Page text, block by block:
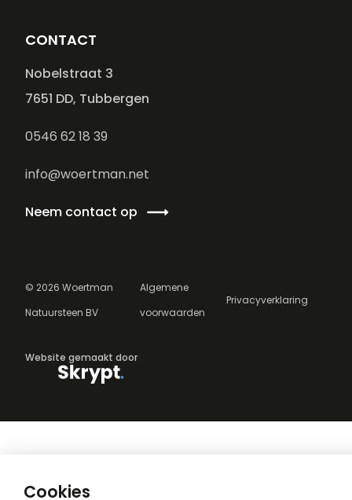
CONTACT
Nobelstraat 3
7651 DD, Tubbergen
0546 62 18 39
info@woertman.net
Neem contact op
© 2026 Woertman
Natuursteen BV
Algemene
voorwaarden
Privacyverklaring
Website gemaakt door
Cookies